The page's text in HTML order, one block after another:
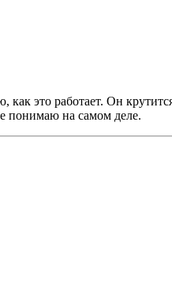
этo работает. Он
понимаю на самом деле.